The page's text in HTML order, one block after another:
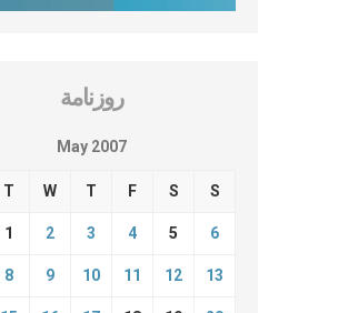
روزنامة
May 2007
T W T F S S
1 2 3 4 5 6
8 9 10 11 12 13